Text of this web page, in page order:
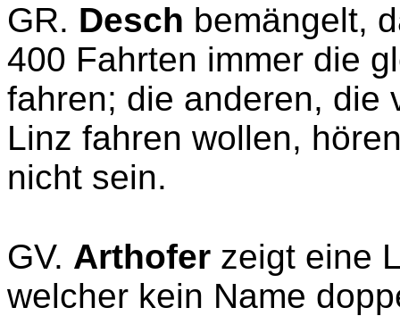
GR. Desch bemängelt,
400 Fahrten immer die
fahren; die anderen, die
Linz fahren wollen,
nicht sein.
GV. Arthofer zeigt eine
welcher kein Name